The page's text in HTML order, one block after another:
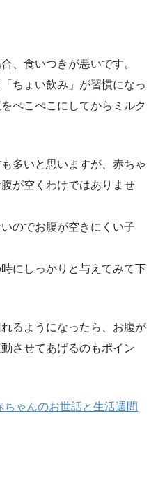
、食いつきが悪いです。
ちょい飲み」が習慣になっ
ぺこぺこにしてからミルク
多いと思いますが、赤ちゃ
が空くわけではありませ
のでお腹が空きにくい子
にしっかりと与えてみて下
るようになったら、お腹が
させてあげるのもポイン
ちゃんのお世話と生活週間